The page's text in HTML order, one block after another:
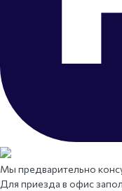
Мы предварительно
Для приезда в офис